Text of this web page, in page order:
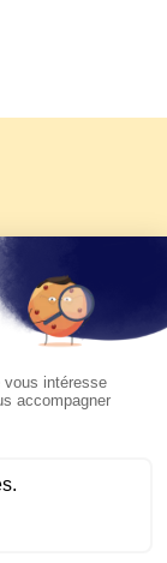
de KTO
Léon
KTO le
et
2026